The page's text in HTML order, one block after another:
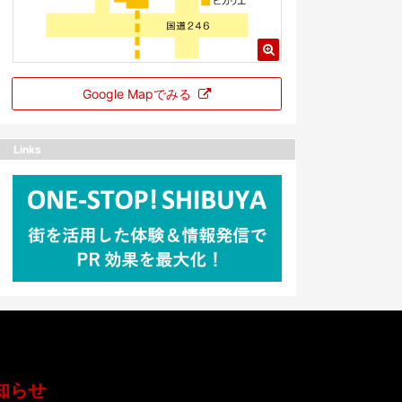
Google Mapでみる
Links
らせ